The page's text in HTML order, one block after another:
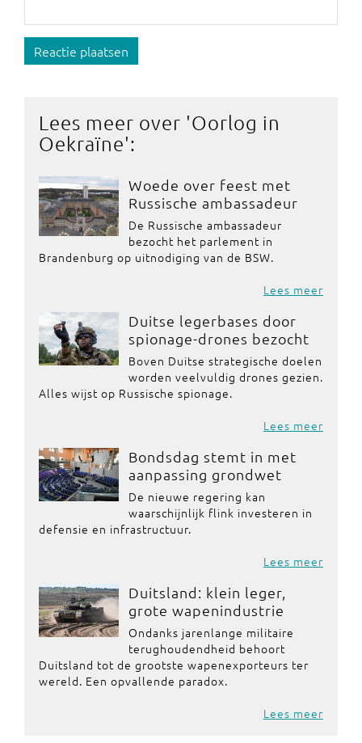
Reactie plaatsen
Lees meer over 'Oorlog in
Oekraïne':
Woede over feest met
Russische ambassadeur
De Russische ambassadeur
bezocht het parlement in
Brandenburg op uitnodiging van de BSW.
Lees meer
Duitse legerbases door
spionage-drones bezocht
Boven Duitse strategische doelen
worden veelvuldig drones gezien.
Alles wijst op Russische spionage.
Lees meer
Bondsdag stemt in met
aanpassing grondwet
De nieuwe regering kan
waarschijnlijk flink investeren in
defensie en infrastructuur.
Lees meer
Duitsland: klein leger,
grote wapenindustrie
Ondanks jarenlange militaire
terughoudendheid behoort
Duitsland tot de grootste wapenexporteurs ter
wereld. Een opvallende paradox.
Lees meer